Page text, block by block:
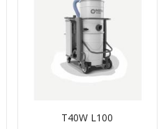
T40W L100